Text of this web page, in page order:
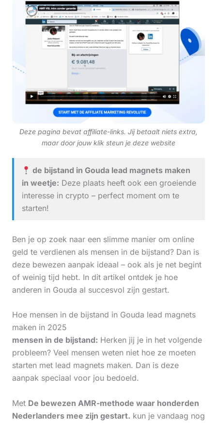
Deze pagina bevat affiliate-links. Jij betaalt niets extra,
maar door jouw klik steun je deze website
de bijstand in Gouda lead magnets maken
in weetje: Deze plaats heeft ook een groeiende
interesse in crypto – perfect moment om te
starten!
Ben je op zoek naar een slimme manier om online
geld te verdienen als mensen in de bijstand? Dan is
deze bewezen aanpak ideaal – ook als je net begint
of weinig tijd hebt. In dit artikel ontdek je hoe
anderen in Gouda al succesvol zijn gestart.
Hoe mensen in de bijstand in Gouda lead magnets
maken in 2025
mensen in de bijstand: Herken jij je in het volgende
probleem? Veel mensen weten niet hoe ze moeten
starten met lead magnets maken. Dan is deze
aanpak speciaal voor jou bedoeld.
Met De bewezen AMR-methode waar honderden
Nederlanders mee zijn gestart. kun je vandaag nog